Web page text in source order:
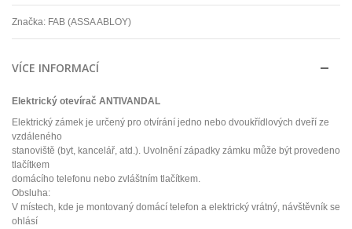
Značka: FAB (ASSA ABLOY)
VÍCE INFORMACÍ
Elektrický otevírač ANTIVANDAL
Elektrický zámek je určený pro otvírání jedno nebo dvoukřídlových dveří ze
vzdáleného
stanoviště (byt, kancelář, atd.). Uvolnění západky zámku může být provedeno
tlačítkem
domácího telefonu nebo zvláštním tlačítkem.
Obsluha:
V místech, kde je montovaný domácí telefon a elektrický vrátný, návštěvník se
ohlásí